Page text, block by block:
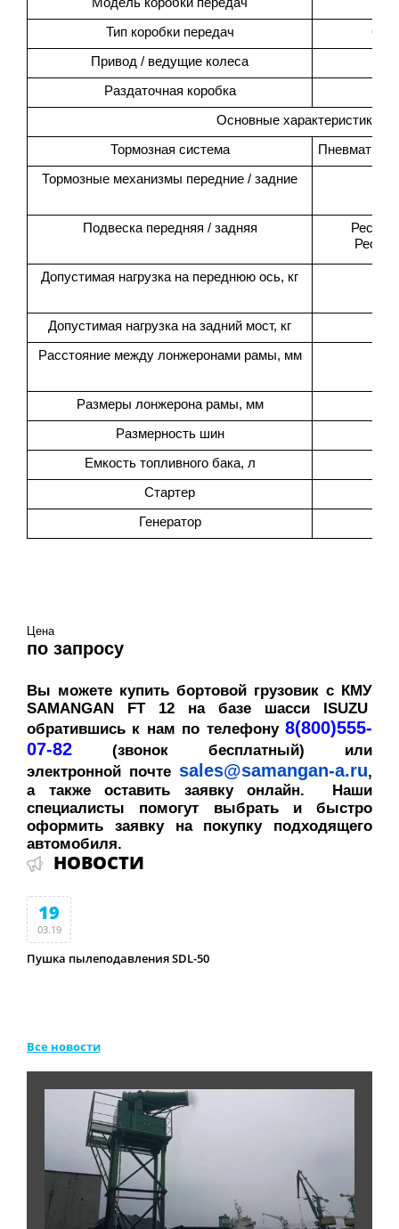
НОВОСТИ
19
03.19
Пушка пылеподавления SDL-50
Все новости
Тип коробки передач
6-
Привод / ведущие колеса
Раздаточная коробка
Основные характеристики
Тормозная система
Тормозные механизмы передние / задние
Подвеска передняя / задняя
Допустимая нагрузка на переднюю ось, кг
Допустимая нагрузка на задний мост, кг
Расстояние между лонжеронами рамы, мм
Размеры лонжерона рамы, мм
Размерность шин
Емкость топливного бака, л
Стартер
Генератор
Цена
по запросу
Вы можете купить бортовой грузовик с КМУ
SAMANGAN FT 12 на базе шасси ISUZU
обратившись к нам по телефону 8(800)555-
07-82 (звонок бесплатный) или
электронной почте sales@samangan-a.ru,
а также оставить заявку онлайн. Наши
специалисты помогут выбрать и быстро
оформить заявку на покупку подходящего
автомобиля.